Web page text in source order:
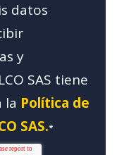
datos
y
SAS tiene
la Política de
SAS.*